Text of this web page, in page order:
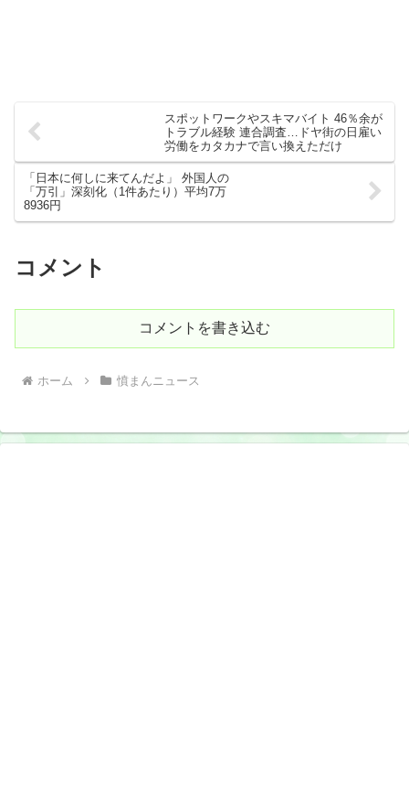
スポットワークやスキマバイト 46％余が
トラブル経験 連合調査…ドヤ街の日雇い
労働をカタカナで言い換えただけ
「日本に何しに来てんだよ」 外国人の
「万引」深刻化（1件あたり）平均7万
8936円
コメント
コメントを書き込む
ホーム 憤まんニュース